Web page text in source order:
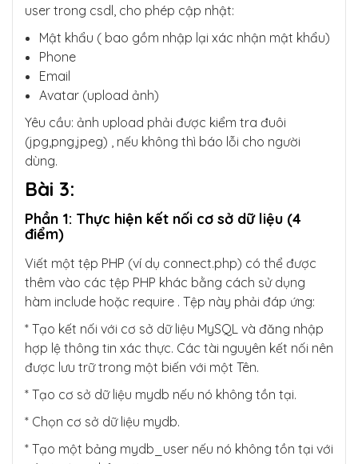
user trong csdl, cho phép cập nhật:
Mật khẩu ( bao gồm nhập lại xác nhận mật khẩu)
Phone
Email
Avatar (upload ảnh)
Yêu cầu: ảnh upload phải được kiểm tra đuôi
(jpg,png,jpeg) , nếu không thì báo lỗi cho người
dùng.
Bài 3:
Phần 1: Thực hiện kết nối cơ sở dữ liệu (4
điểm)
Viết một tệp PHP (ví dụ connect.php) có thể được
thêm vào các tệp PHP khác bằng cách sử dụng
hàm include hoặc require . Tệp này phải đáp ứng:
* Tạo kết nối với cơ sở dữ liệu MySQL và đăng nhập
hợp lệ thông tin xác thực. Các tài nguyên kết nối nên
được lưu trữ trong một biến với một Tên.
* Tạo cơ sở dữ liệu mydb nếu nó không tồn tại.
* Chọn cơ sở dữ liệu mydb.
* Tạo một bảng mydb_user nếu nó không tồn tại với